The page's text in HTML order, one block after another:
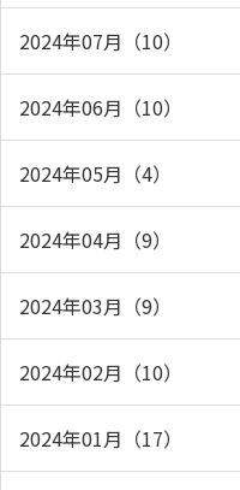
2024年07月（10）
2024年06月（10）
2024年05月（4）
2024年04月（9）
2024年03月（9）
2024年02月（10）
2024年01月（17）